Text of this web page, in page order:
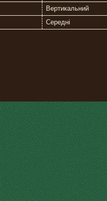
Вертикальний
Середні